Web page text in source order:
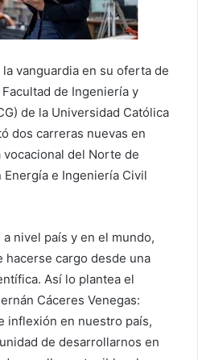
vanguardia en su oferta de
de Ingeniería y
de la Universidad Católica
dos carreras nuevas en
vocacional del Norte de
e Ingeniería Civil
nivel país y en el mundo,
cargo desde una
Así lo plantea el
Cáceres Venegas:
inflexión en nuestro país,
de desarrollarnos en